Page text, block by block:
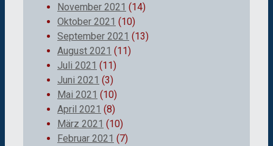
November 2021 (14)
Oktober 2021 (10)
September 2021 (13)
August 2021 (11)
Juli 2021 (11)
Juni 2021 (3)
Mai 2021 (10)
April 2021 (8)
März 2021 (10)
Februar 2021 (7)